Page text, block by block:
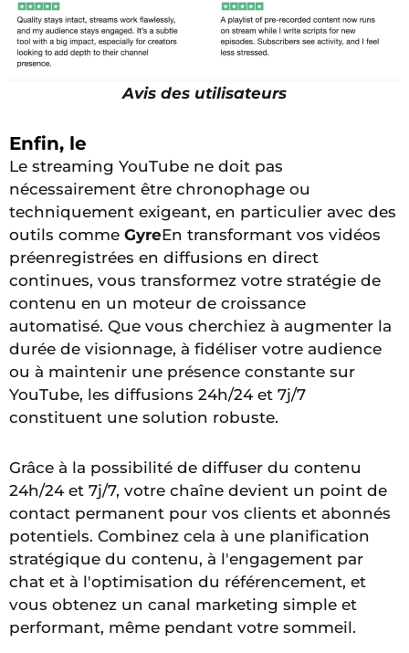
Avis des utilisateurs
Enfin, le
Le streaming YouTube ne doit pas
nécessairement être chronophage ou
techniquement exigeant, en particulier avec des
outils comme GyreEn transformant vos vidéos
préenregistrées en diffusions en direct
continues, vous transformez votre stratégie de
contenu en un moteur de croissance
automatisé. Que vous cherchiez à augmenter la
durée de visionnage, à fidéliser votre audience
ou à maintenir une présence constante sur
YouTube, les diffusions 24h/24 et 7j/7
constituent une solution robuste.
Grâce à la possibilité de diffuser du contenu
24h/24 et 7j/7, votre chaîne devient un point de
contact permanent pour vos clients et abonnés
potentiels. Combinez cela à une planification
stratégique du contenu, à l'engagement par
chat et à l'optimisation du référencement, et
vous obtenez un canal marketing simple et
performant, même pendant votre sommeil.